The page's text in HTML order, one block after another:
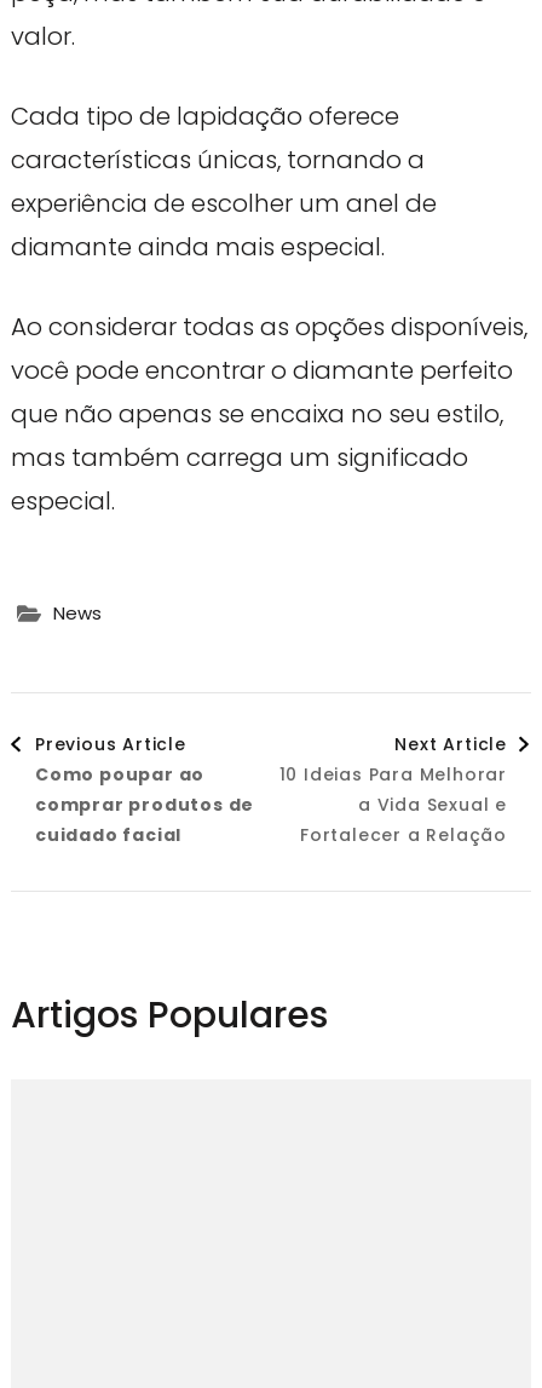
valor.
Cada tipo de lapidação oferece
características únicas, tornando a
experiência de escolher um anel de
diamante ainda mais especial.
Ao considerar todas as opções disponíveis,
você pode encontrar o diamante perfeito
que não apenas se encaixa no seu estilo,
mas também carrega um significado
especial.
News
Post
Navigation
Previous Article
Como poupar ao
comprar produtos de
cuidado facial
Next Article
10 Ideias Para Melhorar
a Vida Sexual e
Fortalecer a Relação
Artigos Populares